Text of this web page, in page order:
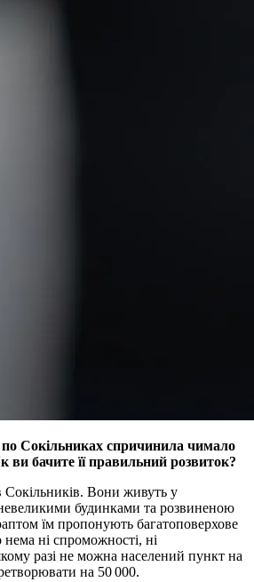
по Сокільниках спричинила чимало
ви бачите її правильний розвиток?
Вони живуть у
будинками та розвиненою
їм пропонують багатоповерхове
нема ні спроможності, ні
разі не можна населений пункт на
на 50 000.